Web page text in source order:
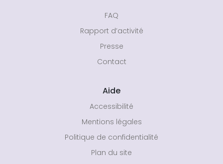
FAQ
Rapport d’activité
Presse
Contact
Aide
Accessibilité
Mentions légales
Politique de confidentialité
Plan du site